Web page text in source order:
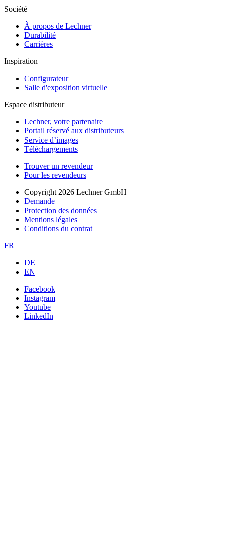
Société
À propos de Lechner
Durabilité
Carrières
Inspiration
Configurateur
Salle d'exposition virtuelle
Espace distributeur
Lechner, votre partenaire
Portail réservé aux distributeurs
Service d’images
Téléchargements
Trouver un revendeur
Pour les revendeurs
Copyright 2026 Lechner GmbH
Demande
Protection des données
Mentions légales
Conditions du contrat
FR
DE
EN
Facebook
Instagram
Youtube
LinkedIn